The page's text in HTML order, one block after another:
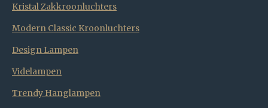
Kristal Zakkroonluchters
Modern Classic Kroonluchters
Design Lampen
Videlampen
Trendy Hanglampen